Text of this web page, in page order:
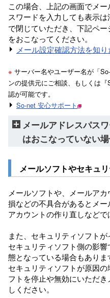
この場合、上記の画面でメ
スワードを入力しても表示
で閉じていただき、下記ペ
をおこなってください。
メール設定確認方法を知り
※ サーバー名やユーザー名が「
ンの提供元にご相談、もしくは
認が可能です。
So-net 安心サポート
メールアドレスパス
はおこなっていない
メールソフトやセキュ
メールソフトや、メールア
損などの不具合があるとメー
アカウントの作り直しなどで
また、セキュリティソフトが
セキュリティソフト側の影
態となっている場合もありま
セキュリティソフトが原因
フトを停止や無効にいただ
しください。